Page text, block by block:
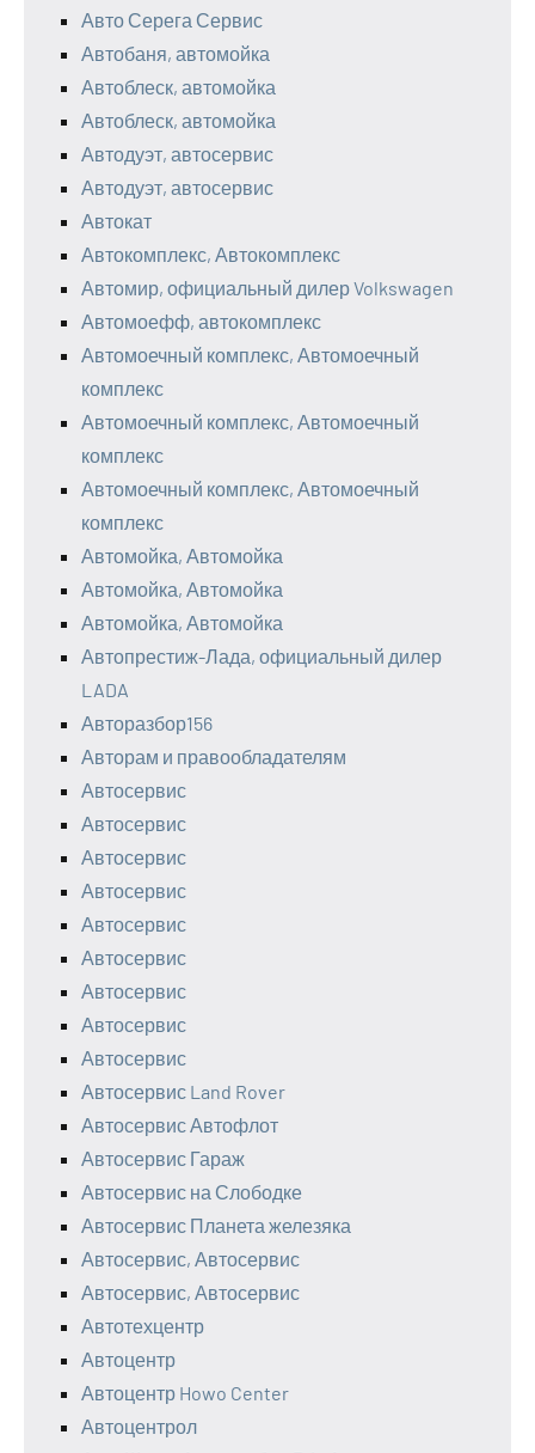
Авто Серега Сервис
Автобаня, автомойка
Автоблеск, автомойка
Автоблеск, автомойка
Автодуэт, автосервис
Автодуэт, автосервис
Автокат
Автокомплекс, Автокомплекс
Автомир, официальный дилер Volkswagen
Автомоефф, автокомплекс
Автомоечный комплекс, Автомоечный
комплекс
Автомоечный комплекс, Автомоечный
комплекс
Автомоечный комплекс, Автомоечный
комплекс
Автомойка, Автомойка
Автомойка, Автомойка
Автомойка, Автомойка
Автопрестиж-Лада, официальный дилер
LADA
Авторазбор156
Авторам и правообладателям
Автосервис
Автосервис
Автосервис
Автосервис
Автосервис
Автосервис
Автосервис
Автосервис
Автосервис
Автосервис Land Rover
Автосервис Автофлот
Автосервис Гараж
Автосервис на Слободке
Автосервис Планета железяка
Автосервис, Автосервис
Автосервис, Автосервис
Автотехцентр
Автоцентр
Автоцентр Howo Center
Автоцентрол